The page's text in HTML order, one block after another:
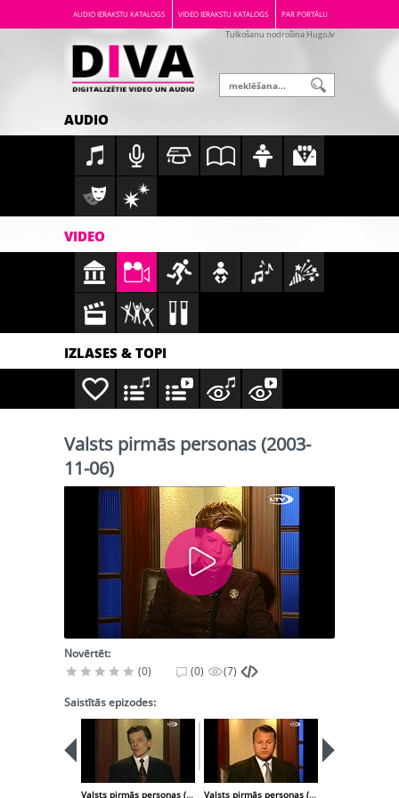
AUDIO IERAKSTU KATALOGS VIDEO IERAKSTU KATALOGS PAR PORTĀLU
Tulkošanu nodrošina Hugo.lv
AUDIO
VIDEO
IZLASES & TOPI
Valsts pirmās personas (2003-
11-06)
Novērtēt:
(0)
(0) (7)
Saistītās epizodes:
Valsts pirmās personas (2003-10-30) Valsts pirmās personas (2003-11-13)